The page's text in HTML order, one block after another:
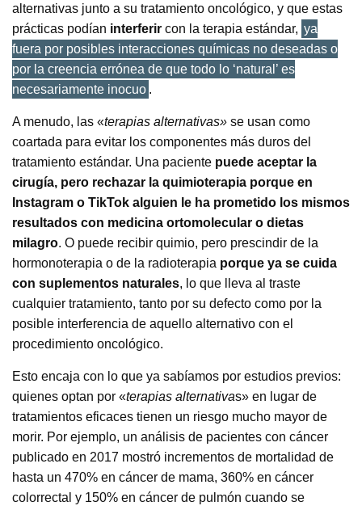
alternativas junto a su tratamiento oncológico, y que estas
prácticas podían interferir con la terapia estándar, ya
fuera por posibles interacciones químicas no deseadas o
por la creencia errónea de que todo lo ‘natural’ es
necesariamente inocuo .
A menudo, las «terapias alternativas» se usan como
coartada para evitar los componentes más duros del
tratamiento estándar. Una paciente puede aceptar la
cirugía, pero rechazar la quimioterapia porque en
Instagram o TikTok alguien le ha prometido los mismos
resultados con medicina ortomolecular o dietas
milagro. O puede recibir quimio, pero prescindir de la
hormonoterapia o de la radioterapia porque ya se cuida
con suplementos naturales, lo que lleva al traste
cualquier tratamiento, tanto por su defecto como por la
posible interferencia de aquello alternativo con el
procedimiento oncológico.
Esto encaja con lo que ya sabíamos por estudios previos:
quienes optan por «terapias alternativas» en lugar de
tratamientos eficaces tienen un riesgo mucho mayor de
morir. Por ejemplo, un análisis de pacientes con cáncer
publicado en 2017 mostró incrementos de mortalidad de
hasta un 470% en cáncer de mama, 360% en cáncer
colorrectal y 150% en cáncer de pulmón cuando se